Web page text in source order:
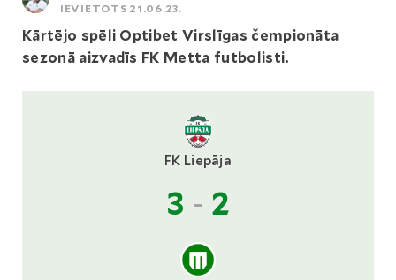
IEVIETOTS 21.06.23.
Kārtējo spēli Optibet Virslīgas čempionāta
sezonā aizvadīs FK Metta futbolisti.
FK Liepāja
3 - 2